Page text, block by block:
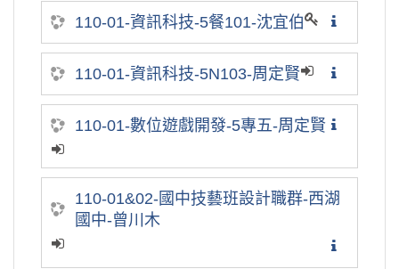
110-01-資訊科技-5餐101-沈宜伯
110-01-資訊科技-5N103-周定賢
110-01-數位遊戲開發-5專五-周定賢
110-01&02-國中技藝班設計職群-西湖
國中-曾川木